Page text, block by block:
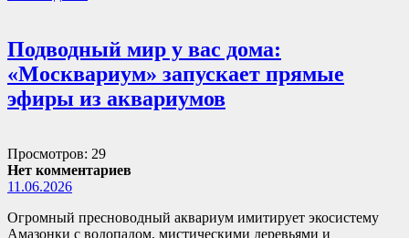
Подводный мир у вас дома:
«Москвариум» запускает прямые
эфиры из аквариумов
Просмотров: 29
Нет комментариев
11.06.2026
Огромный пресноводный аквариум имитирует экосистему
Амазонки с водопадом, мистическими деревьями и